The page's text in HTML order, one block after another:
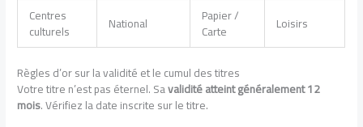
Centres
culturels National Papier /
Carte Loisirs
Règles d’or sur la validité et le cumul des titres
Votre titre n’est pas éternel. Savalidité atteint généralement 12
mois. Vérifiez la date inscrite sur le titre.